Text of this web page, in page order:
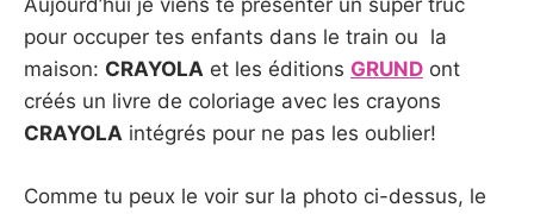
Aujourd’hui je viens te présenter un super truc
pour occuper tes enfants dans le train ou la
maison: CRAYOLA et les éditions GRUND ont
créés un livre de coloriage avec les crayons
CRAYOLA intégrés pour ne pas les oublier!
Comme tu peux le voir sur la photo ci-dessus, le